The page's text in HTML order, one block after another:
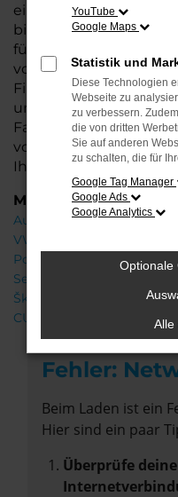
einer breiten Auswahl
bietet Ihnen
für Sie passende
von zusätzlichen
und der
Fahrzeugs. Besuchen
von unseren Experten
Ihnen den perfekten
Marken
Audi
VW
Porsche
Seat
Škoda
CUPRA
Fehler:
Beim Laden ist ein
Hier sind ein paar
Überprüfe
YouTube
Google Maps
Statistik und
Diese Technologien
Webseite zu
zu verbessern.
die von dritten
Sie auf anderen
zu schalten, die für
Google Tag Manager
Google Ads
Google Analytics
Optionale
Alle